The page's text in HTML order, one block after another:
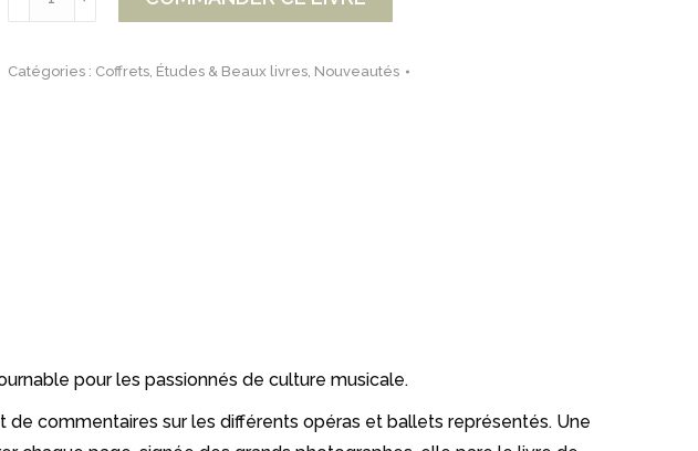
et
Catégories : Coffrets, Études & Beaux livres, Nouveautés
pour les passionnés de culture musicale.
de commentaires sur les différents opéras et ballets représentés. Une